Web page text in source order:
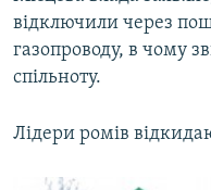
відключили через
газопроводу, в чому
спільноту.
Лідери ромів